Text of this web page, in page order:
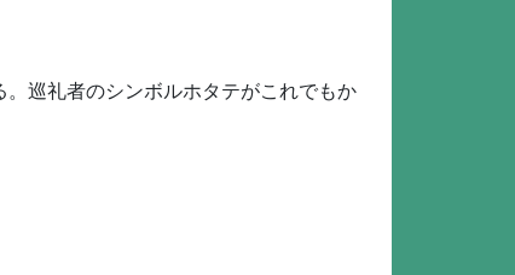
巡礼者のシンボルホタテがこれでもか